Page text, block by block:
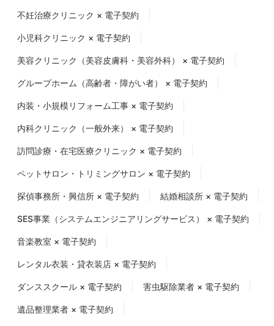
不妊治療クリニック × 電子契約
小児科クリニック × 電子契約
美容クリニック（美容皮膚科・美容外科） × 電子契約
グループホーム（高齢者・障がい者） × 電子契約
内装・小規模リフォーム工事 × 電子契約
内科クリニック（一般外来） × 電子契約
訪問診療・在宅医療クリニック × 電子契約
ペットサロン・トリミングサロン × 電子契約
探偵事務所・興信所 × 電子契約 結婚相談所 × 電子契約
SES事業（システムエンジニアリングサービス） × 電子契約
音楽教室 × 電子契約
レンタル衣装・貸衣装店 × 電子契約
ダンススクール × 電子契約 害虫駆除業者 × 電子契約
遺品整理業者 × 電子契約